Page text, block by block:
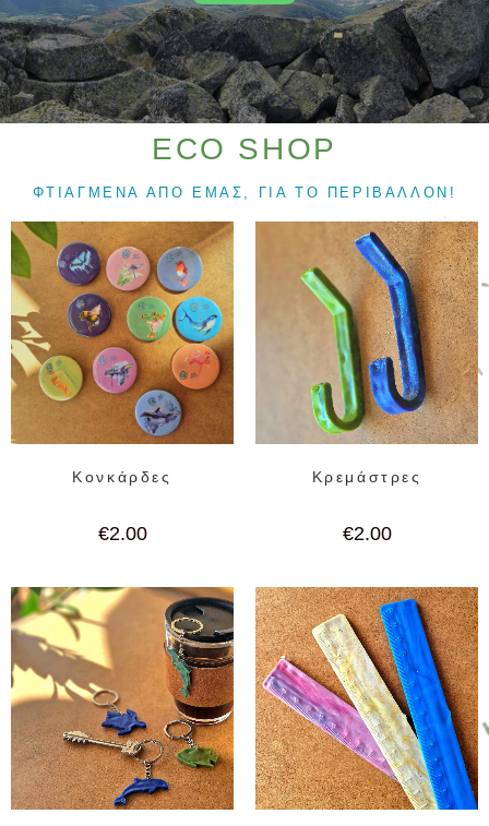
ECO SHOP
ΦΤΙΑΓΜΕΝΑ ΑΠΟ ΕΜΑΣ, ΓΙΑ ΤΟ ΠΕΡΙΒΑΛΛΟΝ!
Κονκάρδες
€2.00
Κρεμάστρες
€2.00